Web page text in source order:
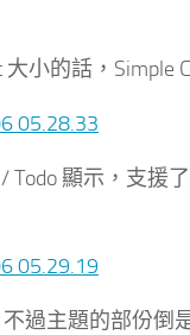
小的話，Simple
/ Todo 顯示，支
過主題的部份倒